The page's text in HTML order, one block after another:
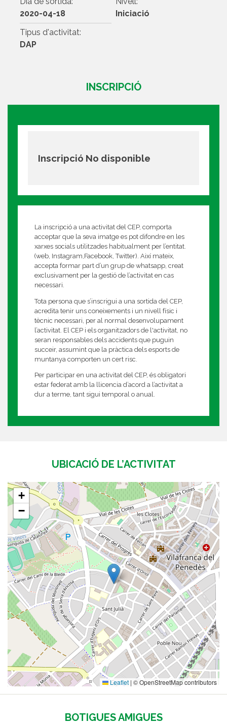
2020-04-18
Iniciació
Tipus d'activitat:
DAP
INSCRIPCIÓ
Inscripció No disponible
La inscripció a una activitat del CEP, comporta
acceptar que la seva imatge es pot difondre en les
xarxes socials utilitzades habitualment per l’entitat.
(web, Instagram,Facebook, Twitter). Així mateix,
accepta formar part d’un grup de whatsapp, creat
exclusivament per la gestió de l’activitat en cas
necessari.
Tota persona que s’inscrigui a una sortida del CEP,
acredita tenir uns coneixements i un nivell físic i
tècnic necessari, per al normal desenvolupament
l’activitat. El CEP i els organitzadors de l'activitat, no
seran responsables dels accidents que puguin
succeir, assumint que la pràctica dels esports de
muntanya comporten un cert risc.
Per participar en una activitat del CEP, és obligatori
estar federat amb la llicencia d’acord a l’activitat a
dur a terme, tant sigui temporal o anual.
UBICACIÓ DE L’ACTIVITAT
+
−
Leaflet | © OpenStreetMap contributors
BOTIGUES AMIGUES